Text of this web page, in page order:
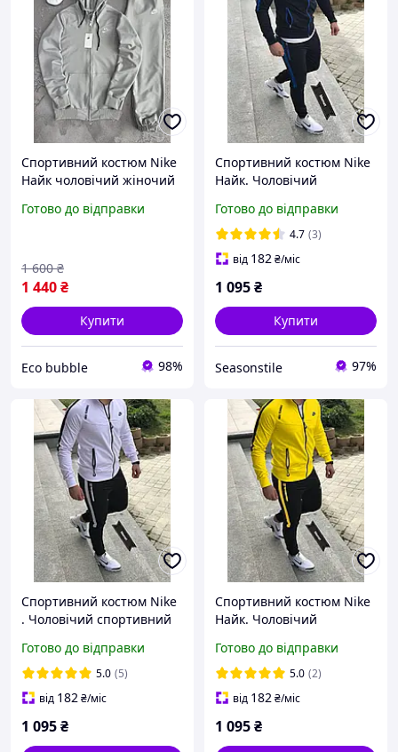
Спортивний костюм Nike
Найк чоловічий жіночий
Готово до відправки
1 440₴
1 600 ₴
Купити
Eco bubble 98%
Спортивний костюм Nike
Найк. Чоловічий
Чоловічий спортивний
костюм Nike
Готово до відправки
4.7 (3)
від 182₴/міс
1 095₴
Купити
Seasonstile 97%
Спортивний костюм Nike
. Чоловічий спортивний
Чоловічий спортивний
костюм Nike
Готово до відправки
5.0 (5)
від 182₴/міс
1 095₴
Спортивний костюм Nike
Найк. Чоловічий
Nike. Чоловічий
спортивний костюм
Готово до відправки
5.0 (2)
від 182₴/міс
1 095₴